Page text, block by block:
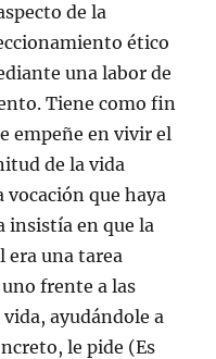
de la
ético
una labor de
Tiene como fin
empeñe en vivir el
de la vida
vocación que haya
insistía en que la
era una tarea
frente a las
ayudándole a
le pide (Es